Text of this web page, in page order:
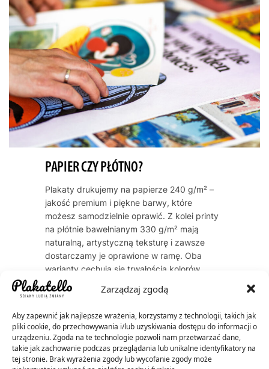
Zarządzaj zgodą
Aby zapewnić jak najlepsze wrażenia, korzystamy z technologii, takich jak
pliki cookie, do przechowywania i/lub uzyskiwania dostępu do informacji o
urządzeniu. Zgoda na te technologie pozwoli nam przetwarzać dane,
takie jak zachowanie podczas przeglądania lub unikalne identyfikatory na
tej stronie. Brak wyrażenia zgody lub wycofanie zgody może
PAPIER CZY PŁÓTNO?
Plakaty drukujemy na papierze 240 g/m² –
jakość premium i piękne barwy, które
możesz samodzielnie oprawić. Z kolei printy
na płótnie bawełnianym 330 g/m² mają
naturalną, artystyczną teksturę i zawsze
dostarczamy je oprawione w ramę. Oba
warianty cechują się trwałością kolorów
przez dekady – do 60 lat dla plakatów, do
200 lat dla płócien.